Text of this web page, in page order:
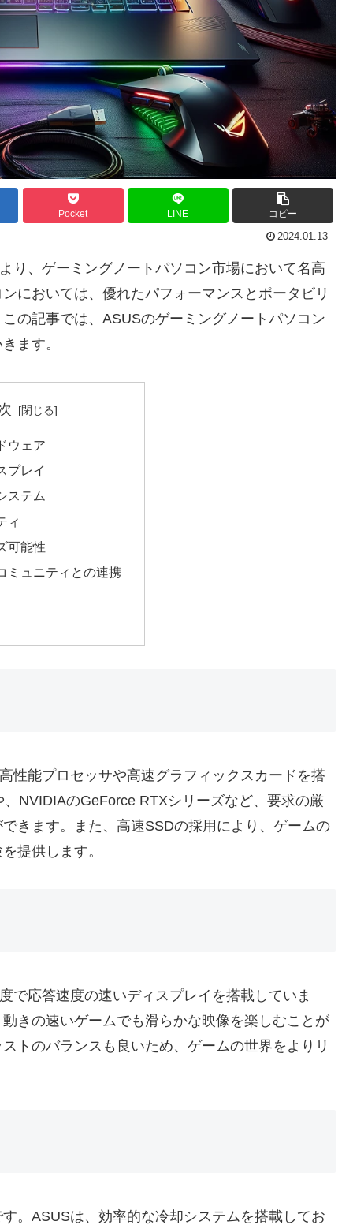
Pocket LINE コピー
2024.01.13
り、ゲーミングノートパソコン市場において名高
においては、優れたパフォーマンスとポータビリ
の記事では、ASUSのゲーミングノートパソコン
ます。
ウェア
プレイ
ステム
ィ
可能性
ミュニティとの連携
性能プロセッサや高速グラフィックスカードを搭
NVIDIAのGeForce RTXシリーズなど、要求の厳
きます。また、高速SSDの採用により、ゲームの
提供します。
で応答速度の速いディスプレイを搭載していま
きの速いゲームでも滑らかな映像を楽しむことが
トのバランスも良いため、ゲームの世界をよりリ
。ASUSは、効率的な冷却システムを搭載してお